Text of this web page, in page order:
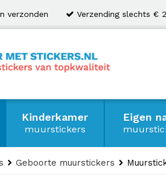
verzonden Verzending slechts €
Kinderkamer
muurstickers
Eigen
Geboorte muurstickers